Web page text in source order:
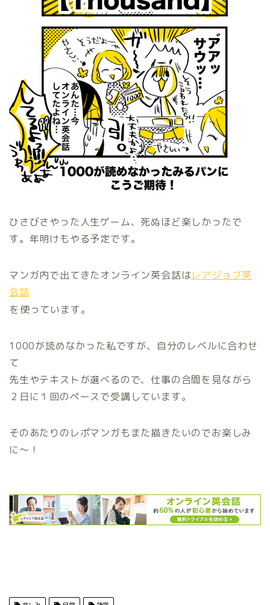
ひさびさやった人生ゲーム、死ぬほど楽しかったで
す。年明けもやる予定です。
マンガ内で出てきたオンライン英会話はレアジョブ英
会話
を使っています。
1000が読めなかった私ですが、自分のレベルに合わせ
て
先生やテキストが選べるので、仕事の合間を見ながら
２日に１回のペースで受講しています。
そのあたりのレポマンガもまた描きたいのでお楽しみ
に〜！